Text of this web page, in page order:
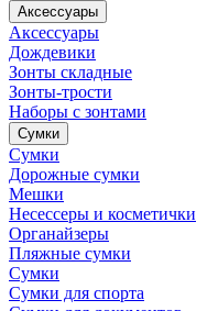
Аксессуары
Аксессуары
Дождевики
Зонты складные
Зонты-трости
Наборы с зонтами
Сумки
Сумки
Дорожные сумки
Мешки
Несессеры и косметички
Органайзеры
Пляжные сумки
Сумки
Сумки для спорта